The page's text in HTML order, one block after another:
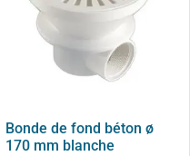
Bonde de fond béton ø
170 mm blanche